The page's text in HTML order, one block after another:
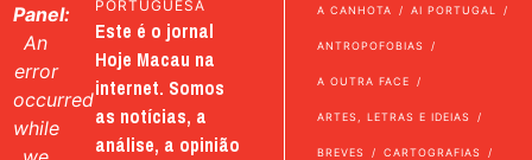
Panel:
An
error
occurred
while
PORTUGUESA
Este é o jornal
Hoje Macau na
internet. Somos
as notícias, a
análise, a opinião
A CANHOTA AI PORTUGAL
ANTROPOFOBIAS
A OUTRA FACE
ARTES, LETRAS E IDEIAS
BREVES CARTOGRAFIAS